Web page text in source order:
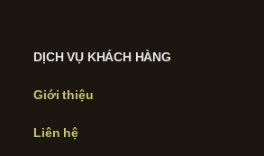
DỊCH VỤ KHÁCH HÀNG
Giới thiệu
Liên hệ